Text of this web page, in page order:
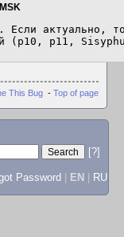
Если актуально,
(p10, p11,
This Bug - Top of page
[?]
Password EN RU